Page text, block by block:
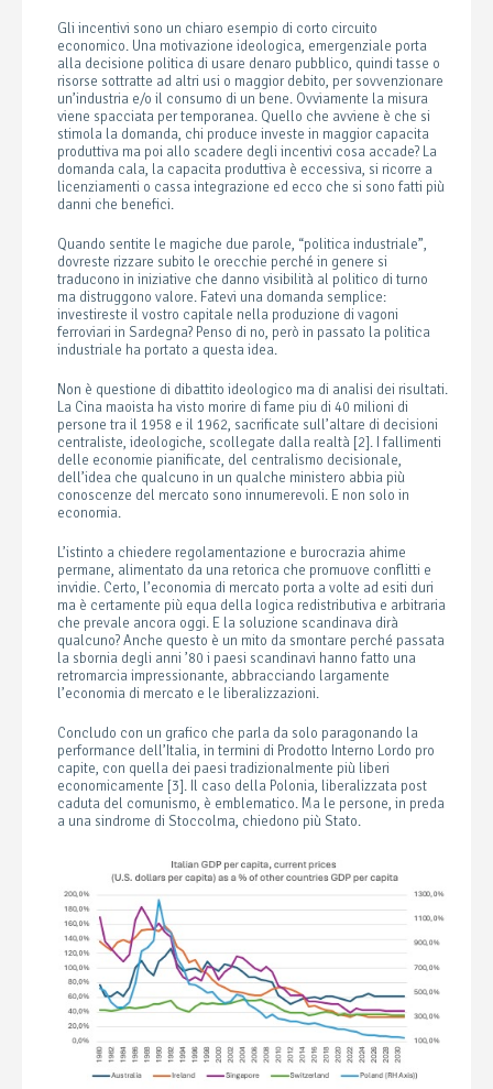
Gli incentivi sono un chiaro esempio di corto circuito
economico. Una motivazione ideologica, emergenziale porta
alla decisione politica di usare denaro pubblico, quindi tasse o
risorse sottratte ad altri usi o maggior debito, per sovvenzionare
un’industria e/o il consumo di un bene. Ovviamente la misura
viene spacciata per temporanea. Quello che avviene è che si
stimola la domanda, chi produce investe in maggior capacita
produttiva ma poi allo scadere degli incentivi cosa accade? La
domanda cala, la capacita produttiva è eccessiva, si ricorre a
licenziamenti o cassa integrazione ed ecco che si sono fatti più
danni che benefici.
Quando sentite le magiche due parole, “politica industriale”,
dovreste rizzare subito le orecchie perché in genere si
traducono in iniziative che danno visibilità al politico di turno
ma distruggono valore. Fatevi una domanda semplice:
investireste il vostro capitale nella produzione di vagoni
ferroviari in Sardegna? Penso di no, però in passato la politica
industriale ha portato a questa idea.
Non è questione di dibattito ideologico ma di analisi dei risultati.
La Cina maoista ha visto morire di fame piu di 40 milioni di
persone tra il 1958 e il 1962, sacrificate sull’altare di decisioni
centraliste, ideologiche, scollegate dalla realtà [2]. I fallimenti
delle economie pianificate, del centralismo decisionale,
dell’idea che qualcuno in un qualche ministero abbia più
conoscenze del mercato sono innumerevoli. E non solo in
economia.
L’istinto a chiedere regolamentazione e burocrazia ahime
permane, alimentato da una retorica che promuove conflitti e
invidie. Certo, l’economia di mercato porta a volte ad esiti duri
ma è certamente più equa della logica redistributiva e arbitraria
che prevale ancora oggi. E la soluzione scandinava dirà
qualcuno? Anche questo è un mito da smontare perché passata
la sbornia degli anni ’80 i paesi scandinavi hanno fatto una
retromarcia impressionante, abbracciando largamente
l’economia di mercato e le liberalizzazioni.
Concludo con un grafico che parla da solo paragonando la
performance dell’Italia, in termini di Prodotto Interno Lordo pro
capite, con quella dei paesi tradizionalmente più liberi
economicamente [3]. Il caso della Polonia, liberalizzata post
caduta del comunismo, è emblematico. Ma le persone, in preda
a una sindrome di Stoccolma, chiedono più Stato.